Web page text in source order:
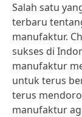
Salah satu
terbaru
manufaktur.
sukses di
manufaktur
untuk terus
terus
manufaktur